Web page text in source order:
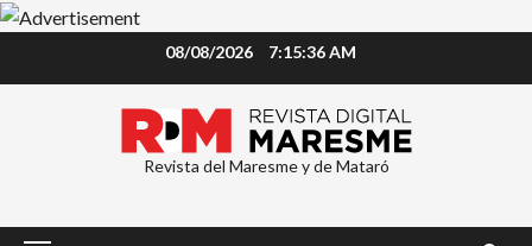
08/08/2026 7:15:37 AM
Revista del Maresme y de Mataró